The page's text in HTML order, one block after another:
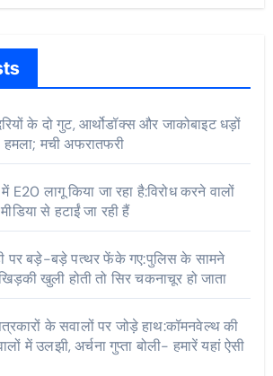
के दो गुट, आर्थोडॉक्स और जाकोबाइट धड़ों
मची अफरातफरी
लागू किया जा रहा है:विरोध करने वालों
से हटाईं जा रही हैं
पर बड़े-बड़े पत्थर फेंके गए:पुलिस के सामने
खुली होती तो सिर चकनाचूर हो जाता
के सवालों पर जोड़े हाथ:कॉमनवेल्थ की
में उलझी, अर्चना गुप्ता बोली- हमारें यहां ऐसी